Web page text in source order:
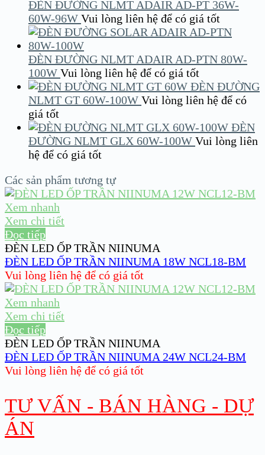
ĐÈN ĐƯỜNG NLMT ADAIR AD-PT 36W-
60W-96W Vui lòng liên hệ để có giá tốt
ĐÈN ĐƯỜNG NLMT ADAIR AD-PTN 80W-
100W Vui lòng liên hệ để có giá tốt
ĐÈN ĐƯỜNG
NLMT GT 60W-100W Vui lòng liên hệ để có
giá tốt
ĐÈN
ĐƯỜNG NLMT GLX 60W-100W Vui lòng liên
hệ để có giá tốt
Các sản phẩm tương tự
Xem nhanh
Xem chi tiết
Đọc tiếp
ĐÈN LED ỐP TRẦN NIINUMA
ĐÈN LED ỐP TRẦN NIINUMA 18W NCL18-BM
Vui lòng liên hệ để có giá tốt
Xem nhanh
Xem chi tiết
Đọc tiếp
ĐÈN LED ỐP TRẦN NIINUMA
ĐÈN LED ỐP TRẦN NIINUMA 24W NCL24-BM
Vui lòng liên hệ để có giá tốt
TƯ VẤN - BÁN HÀNG - DỰ
ÁN